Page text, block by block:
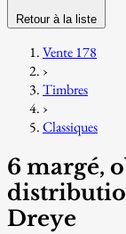
Retour à la liste
Vente 178
›
Timbres
›
Classiques
6 margé,
Dreye